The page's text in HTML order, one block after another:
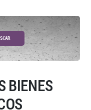
BIENES